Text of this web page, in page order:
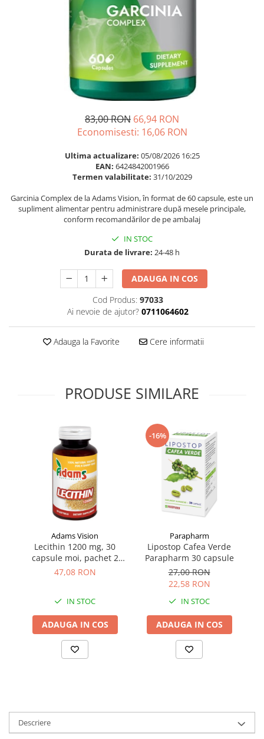
Probiotice si prebiotice
Sanatate urinara
Slabire si control greutate
Supliment Complexe
Supliment Fier
Supliment Magneziu
Supliment Vitamina C
Supliment Vitamina D3
Supliment Zinc
Tincturi si Gemoderivate
Tuse gat si respiratie
Balsam masca si tratament
Produse cu SPF Pentru Fata
Repelenti insecte
83,00 RON 66,94 RON
Economisesti: 16,06 RON
Ultima actualizare: 05/08/2026 16:25
EAN: 6424842001966
Termen valabilitate: 31/10/2029
Garcinia Complex de la Adams Vision, în format de 60 capsule, este un
supliment alimentar pentru administrare după mesele principale,
conform recomandărilor de pe ambalaj
IN STOC
Durata de livrare: 24-48 h
ADAUGA IN COS
Cod Produs: 97033
Ai nevoie de ajutor? 0711064602
Adauga la Favorite Cere informatii
PRODUSE SIMILARE
Adams Vision
Lecithin 1200 mg, 30
capsule moi, pachet 2
cutii
47,08 RON
IN STOC
ADAUGA IN COS
-16%
Parapharm
Lipostop Cafea Verde
Parapharm 30 capsule
27,00 RON
22,58 RON
IN STOC
ADAUGA IN COS
Descriere